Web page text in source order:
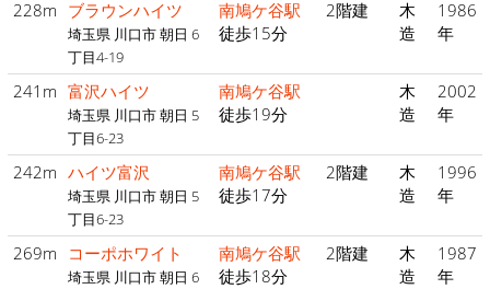
228m ブラウンハイツ
埼玉県 川口市 朝日 6
丁目4-19
南鳩ケ谷駅
徒歩15分
2階建
木
造
1986
年
241m 富沢ハイツ
埼玉県 川口市 朝日 5
丁目6-23
南鳩ケ谷駅
徒歩19分
木
造
2002
年
242m ハイツ富沢
埼玉県 川口市 朝日 5
丁目6-23
南鳩ケ谷駅
徒歩17分
2階建
木
造
1996
年
269m コーポホワイト
埼玉県 川口市 朝日 6
南鳩ケ谷駅
徒歩18分
2階建
木
造
1987
年